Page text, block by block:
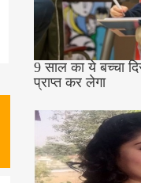
9 साल का ये बच्चा
प्राप्त कर लेगा